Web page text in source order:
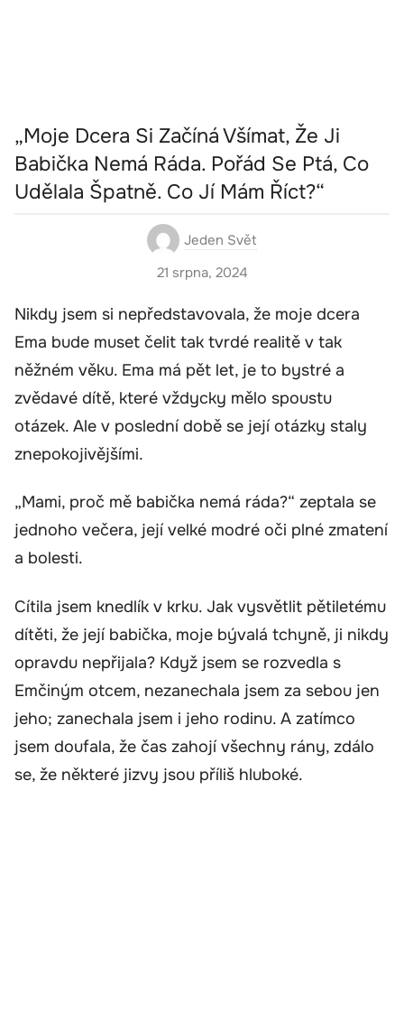
„Moje Dcera Si Začíná Všímat, Že Ji
Babička Nemá Ráda. Pořád Se Ptá, Co
Udělala Špatně. Co Jí Mám Říct?“
Jeden Svět
21 srpna, 2024
Nikdy jsem si nepředstavovala, že moje dcera
Ema bude muset čelit tak tvrdé realitě v tak
něžném věku. Ema má pět let, je to bystré a
zvědavé dítě, které vždycky mělo spoustu
otázek. Ale v poslední době se její otázky staly
znepokojivějšími.
„Mami, proč mě babička nemá ráda?“ zeptala se
jednoho večera, její velké modré oči plné zmatení
a bolesti.
Cítila jsem knedlík v krku. Jak vysvětlit pětiletému
dítěti, že její babička, moje bývalá tchyně, ji nikdy
opravdu nepřijala? Když jsem se rozvedla s
Emčiným otcem, nezanechala jsem za sebou jen
jeho; zanechala jsem i jeho rodinu. A zatímco
jsem doufala, že čas zahojí všechny rány, zdálo
se, že některé jizvy jsou příliš hluboké.